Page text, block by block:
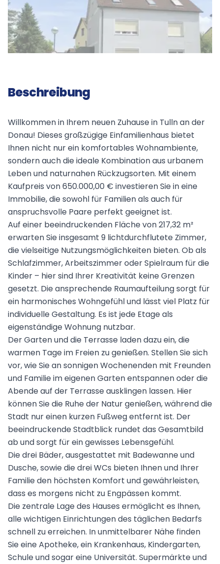
Beschreibung
Willkommen in Ihrem neuen Zuhause in Tulln an der
Donau! Dieses großzügige Einfamilienhaus bietet
Ihnen nicht nur ein komfortables Wohnambiente,
sondern auch die ideale Kombination aus urbanem
Leben und naturnahen Rückzugsorten. Mit einem
Kaufpreis von 650.000,00 € investieren Sie in eine
Immobilie, die sowohl für Familien als auch für
anspruchsvolle Paare perfekt geeignet ist.
Auf einer beeindruckenden Fläche von 217,32 m²
erwarten Sie insgesamt 9 lichtdurchflutete Zimmer,
die vielseitige Nutzungsmöglichkeiten bieten. Ob als
Schlafzimmer, Arbeitszimmer oder Spielraum für die
Kinder – hier sind Ihrer Kreativität keine Grenzen
gesetzt. Die ansprechende Raumaufteilung sorgt für
ein harmonisches Wohngefühl und lässt viel Platz für
individuelle Gestaltung. Es ist jede Etage als
eigenständige Wohnung nutzbar.
Der Garten und die Terrasse laden dazu ein, die
warmen Tage im Freien zu genießen. Stellen Sie sich
vor, wie Sie an sonnigen Wochenenden mit Freunden
und Familie im eigenen Garten entspannen oder die
Abende auf der Terrasse ausklingen lassen. Hier
können Sie die Ruhe der Natur genießen, während die
Stadt nur einen kurzen Fußweg entfernt ist. Der
beeindruckende Stadtblick rundet das Gesamtbild
ab und sorgt für ein gewisses Lebensgefühl.
Die drei Bäder, ausgestattet mit Badewanne und
Dusche, sowie die drei WCs bieten Ihnen und Ihrer
Familie den höchsten Komfort und gewährleisten,
dass es morgens nicht zu Engpässen kommt.
Die zentrale Lage des Hauses ermöglicht es Ihnen,
alle wichtigen Einrichtungen des täglichen Bedarfs
schnell zu erreichen. In unmittelbarer Nähe finden
Sie eine Apotheke, ein Krankenhaus, Kindergarten,
Schule und sogar eine Universität. Supermärkte und